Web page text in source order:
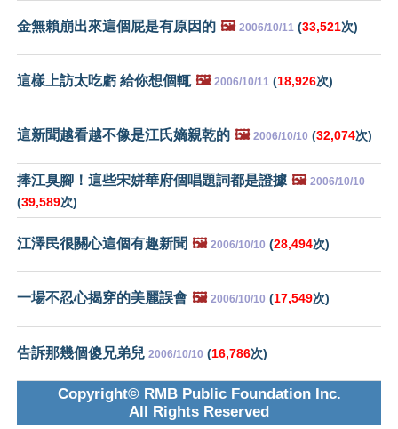
金無賴崩出來這個屁是有原因的 🖼️ 2006/10/11 (33,521次)
這樣上訪太吃虧 給你想個輒 🖼️ 2006/10/11 (18,926次)
這新聞越看越不像是江氏嫡親乾的 🖼️ 2006/10/10 (32,074次)
捧江臭腳！這些宋姘華府個唱題詞都是證據 🖼️ 2006/10/10
(39,589次)
江澤民很關心這個有趣新聞 🖼️ 2006/10/10 (28,494次)
一場不忍心揭穿的美麗誤會 🖼️ 2006/10/10 (17,549次)
告訴那幾個傻兄弟兒 2006/10/10 (16,786次)
Copyright© RMB Public Foundation Inc.
All Rights Reserved